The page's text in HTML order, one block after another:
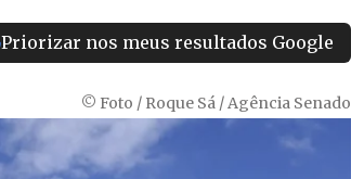
Priorizar nos meus resultados Google
© Foto / Roque Sá / Agência Senado